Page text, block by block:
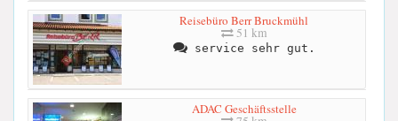
Reisebüro Berr Bruckmühl
51 km
service sehr gut.
ADAC Geschäftsstelle